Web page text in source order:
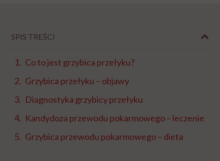
SPIS TREŚCI
Co to jest grzybica przełyku?
Grzybica przełyku – objawy
Diagnostyka grzybicy przełyku
Kandydoza przewodu pokarmowego – leczenie
Grzybica przewodu pokarmowego – dieta